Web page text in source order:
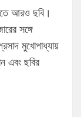
আরও ছবি।
সঙ্গে
মুখোপাধ্যায়
এবং ছবির